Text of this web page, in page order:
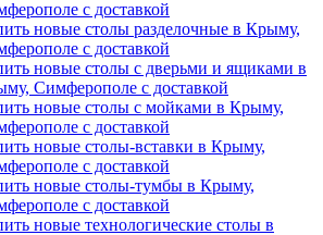
с доставкой
новые столы разделочные в Крыму,
с доставкой
новые столы с дверьми и ящиками в
Симферополе с доставкой
новые столы с мойками в Крыму,
с доставкой
новые столы-вставки в Крыму,
с доставкой
новые столы-тумбы в Крыму,
с доставкой
новые технологические столы в